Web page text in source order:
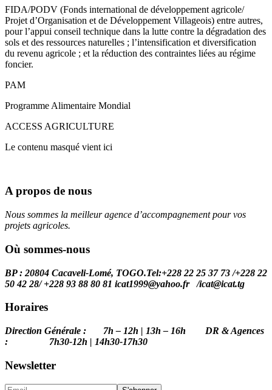
FIDA/PODV (Fonds international de développement agricole/
Projet d’Organisation et de Développement Villageois) entre autres,
pour l’appui conseil technique dans la lutte contre la dégradation des
sols et des ressources naturelles ; l’intensification et diversification
du revenu agricole ; et la réduction des contraintes liées au régime
foncier.
PAM
Programme Alimentaire Mondial
ACCESS AGRICULTURE
Le contenu masqué vient ici
A propos de nous
Nous sommes la meilleur agence d’accompagnement pour vos
projets agricoles.
Où sommes-nous
BP : 20804 Cacaveli-Lomé, TOGO.Tel:+228 22 25 37 73 /+228 22
50 42 28/ +228 93 88 80 81 icat1999@yahoo.fr /icat@icat.tg
Horaires
Direction Générale : 7h – 12h | 13h – 16h DR & Agences
: 7h30-12h | 14h30-17h30
Newsletter